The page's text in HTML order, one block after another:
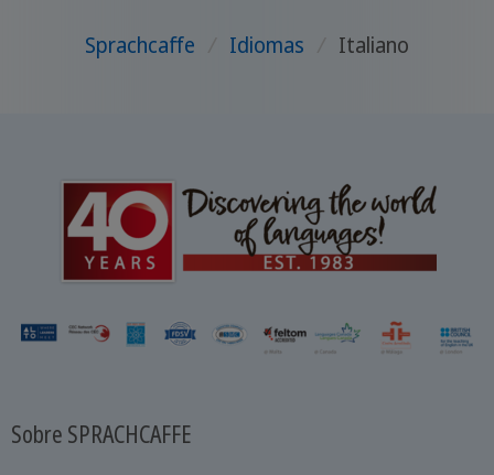
Sprachcaffe Idiomas Italiano
Sobre SPRACHCAFFE